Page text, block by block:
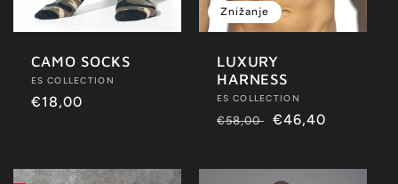
CAMO SOCKS
Ponudnik:
ES COLLECTION
Redna
€18,00
Znižanje
LUXURY
HARNESS
Ponudnik:
ES COLLECTION
Redna
€58,00
Znižana
€46,40